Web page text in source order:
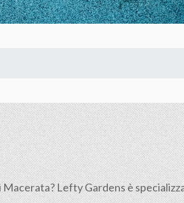
Macerata? Lefty Gardens è